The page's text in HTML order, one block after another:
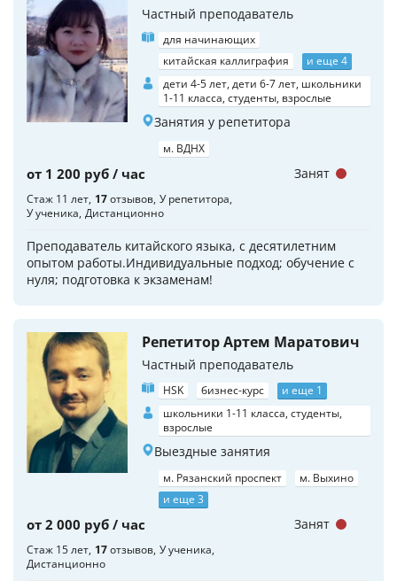
Частный преподаватель
для начинающих
китайская каллиграфия
и еще 4
дети 4-5 лет, дети 6-7 лет, школьники
1-11 класса, студенты, взрослые
Занятия у репетитора
м. ВДНХ
от 1 200 руб / час
Стаж 11 лет 17отзывов У репетитора
У ученика Дистанционно
Преподаватель китайского языка, с десятилетним
опытом работы.Индивидуальные подход; обучение с
нуля; подготовка к экзаменам!
Занят
Репетитор Артем Маратович
Частный преподаватель
HSK бизнес-курс
и еще 1
школьники 1-11 класса, студенты,
взрослые
Выездные занятия
м. Рязанский проспект
м. Выхино
и еще 3
от 2 000 руб / час
Стаж 15 лет 17отзывов У ученика
Дистанционно
Занят